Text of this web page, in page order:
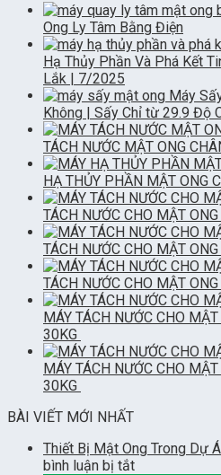
Ong Ly Tâm Bằng Điện
Hạ Thủy Phần Và Phá Kết
Lắk | 7/2025
Máy
Không | Sấy Chỉ từ 29.9 Độ
TÁCH NƯỚC MẬT ONG
HẠ THỦY PHẦN MẬT ONG
TÁCH NƯỚC CHO MẬT
TÁCH NƯỚC CHO MẬT
TÁCH NƯỚC CHO MẬT
MÁY TÁCH NƯỚC CHO
30KG
MÁY TÁCH NƯỚC CHO
30KG
BÀI VIẾT MỚI NHẤT
Thiết Bị Mật Ong Trong Dự
bình luận bị tắtở